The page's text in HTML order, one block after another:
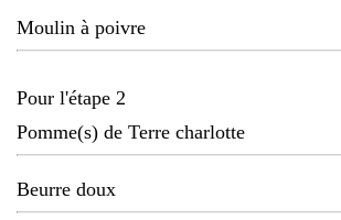
Moulin à poivre
Pour l'étape 2
Pomme(s) de Terre charlotte
Beurre doux